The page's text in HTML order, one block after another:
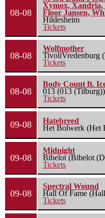
08-08
Xymox,
Floor Jansen,
Hildesheim
Tickets
08-08
Wolfmother
TivoliVredenburg
Tickets
08-08
Body Count ft.
013 (013 (Tilburg))
Tickets
09-08
Hatebreed
Het Bolwerk (Het
09-08
Midnight
Bibelot (Bibelot
Tickets
09-08
Spectral Wound
Hall Of Fame
Tickets